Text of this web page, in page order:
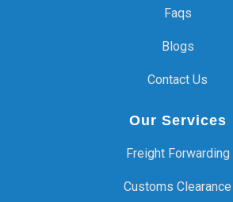
Faqs
Blogs
Contact Us
Our Services
Freight Forwarding
Customs Clearance